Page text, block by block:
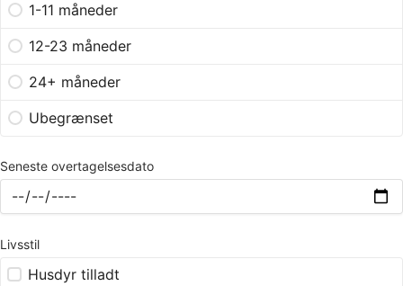
1-11 måneder
12-23 måneder
24+ måneder
Ubegrænset
Seneste overtagelsesdato
Livsstil
Husdyr tilladt